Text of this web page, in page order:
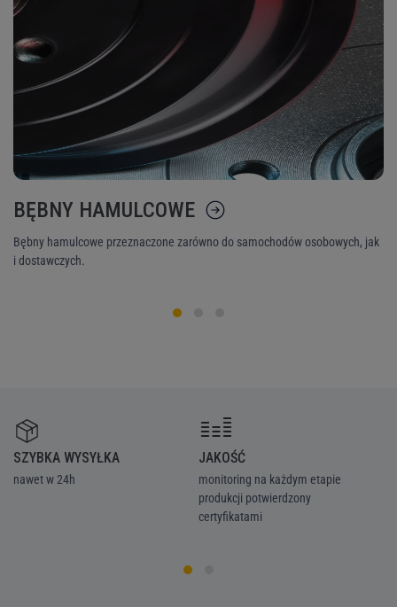
BĘBNY HAMULCOWE
Bębny hamulcowe przeznaczone zarówno do samochodów osobowych, jak
i dostawczych.
SZYBKA WYSYŁKA
nawet w 24h
JAKOŚĆ
monitoring na każdym etapie
produkcji potwierdzony
certyfikatami